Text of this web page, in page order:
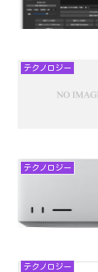
テクノロジー
テクノロジー
テクノロジー